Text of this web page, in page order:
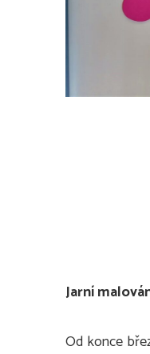
Jarní
Od konce